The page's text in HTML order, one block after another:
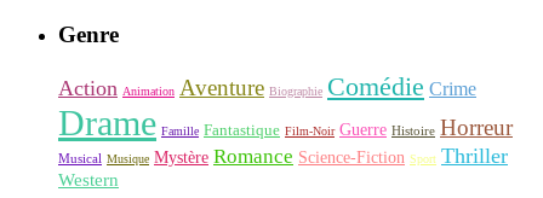
Genre
Action Animation Aventure Biographie Comédie Crime
Drame Famille Fantastique Film-Noir Guerre Histoire Horreur
Musical Musique Mystère Romance Science-Fiction Sport Thriller
Western